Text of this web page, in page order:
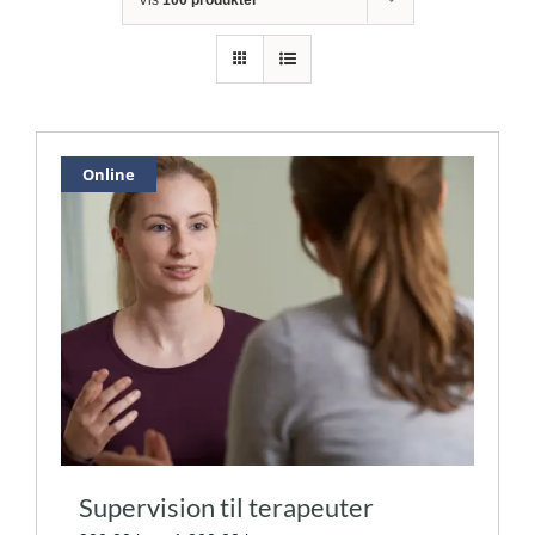
Online
Supervision til terapeuter